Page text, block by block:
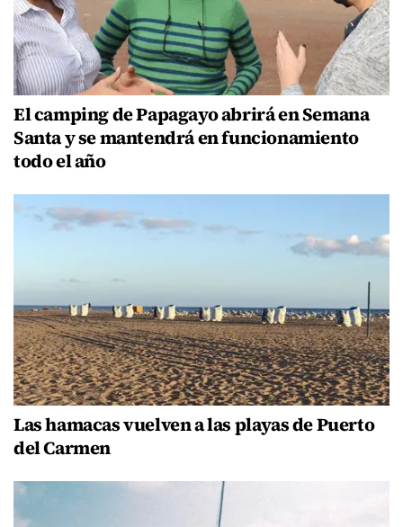
El camping de Papagayo abrirá en Semana
Santa y se mantendrá en funcionamiento
todo el año
Las hamacas vuelven a las playas de Puerto
del Carmen